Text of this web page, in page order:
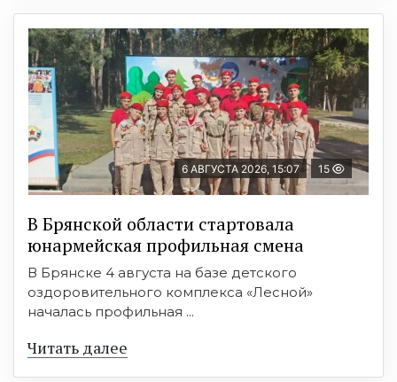
6 АВГУСТА 2026, 15:07 15
В Брянской области стартовала
юнармейская профильная смена
В Брянске 4 августа на базе детского
оздоровительного комплекса «Лесной»
началась профильная ...
Читать далее